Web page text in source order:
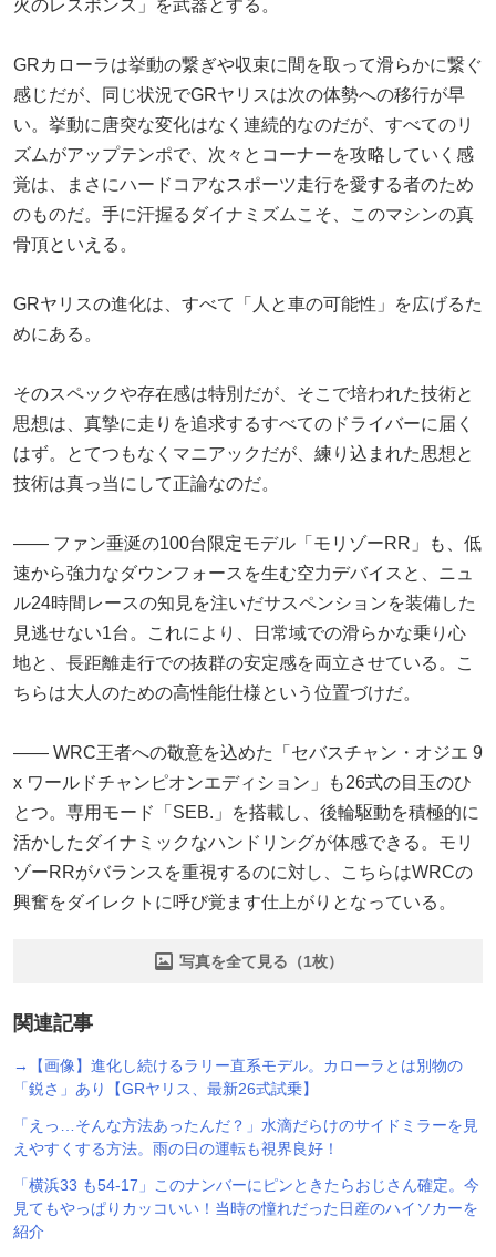
火のレスポンス」を武器とする。
GRカローラは挙動の繋ぎや収束に間を取って滑らかに繋ぐ
感じだが、同じ状況でGRヤリスは次の体勢への移行が早
い。挙動に唐突な変化はなく連続的なのだが、すべてのリ
ズムがアップテンポで、次々とコーナーを攻略していく感
覚は、まさにハードコアなスポーツ走行を愛する者のため
のものだ。手に汗握るダイナミズムこそ、このマシンの真
骨頂といえる。
GRヤリスの進化は、すべて「人と車の可能性」を広げるた
めにある。
そのスペックや存在感は特別だが、そこで培われた技術と
思想は、真摯に走りを追求するすべてのドライバーに届く
はず。とてつもなくマニアックだが、練り込まれた思想と
技術は真っ当にして正論なのだ。
―― ファン垂涎の100台限定モデル「モリゾーRR」も、低
速から強力なダウンフォースを生む空力デバイスと、ニュ
ル24時間レースの知見を注いだサスペンションを装備した
見逃せない1台。これにより、日常域での滑らかな乗り心
地と、長距離走行での抜群の安定感を両立させている。こ
ちらは大人のための高性能仕様という位置づけだ。
―― WRC王者への敬意を込めた「セバスチャン・オジエ 9
x ワールドチャンピオンエディション」も26式の目玉のひ
とつ。専用モード「SEB.」を搭載し、後輪駆動を積極的に
活かしたダイナミックなハンドリングが体感できる。モリ
ゾーRRがバランスを重視するのに対し、こちらはWRCの
興奮をダイレクトに呼び覚ます仕上がりとなっている。
写真を全て見る（1枚）
関連記事
→【画像】進化し続けるラリー直系モデル。カローラとは別物の
「鋭さ」あり【GRヤリス、最新26式試乗】
「えっ…そんな方法あったんだ？」水滴だらけのサイドミラーを見
えやすくする方法。雨の日の運転も視界良好！
「横浜33 も54-17」このナンバーにピンときたらおじさん確定。今
見てもやっぱりカッコいい！当時の憧れだった日産のハイソカーを
紹介